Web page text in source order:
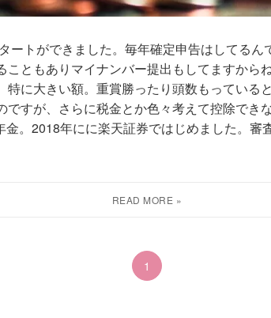
ートができました。毎年確定申告はしてるん
こともありマイナンバー提出もしてますから
特に大きい額。重賞勝ったり頭数もっている
ですが、さらに税金とか色々考えて控除でき
。2018年にに楽天証券ではじめました。審
1